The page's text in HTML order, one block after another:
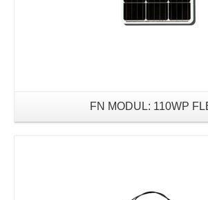
FN MODUL: 110WP